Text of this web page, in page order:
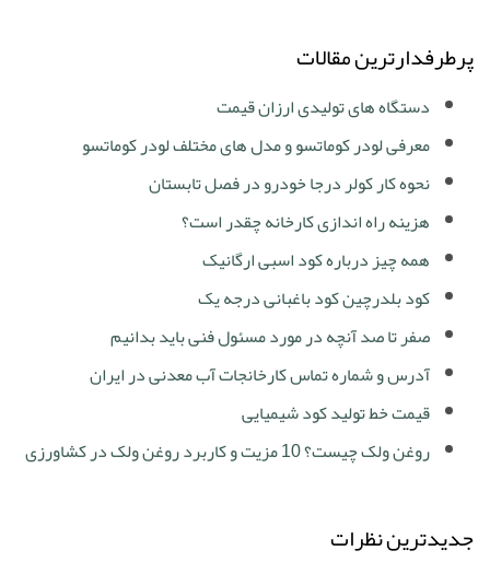
پرطرفدارترین مقالات
دستگاه های تولیدی ارزان قیمت
معرفی لودر کوماتسو و مدل های مختلف لودر کوماتسو
نحوه کار کولر درجا خودرو در فصل تابستان
هزینه راه اندازی کارخانه چقدر است؟
همه چیز درباره کود اسبی ارگانیک
کود بلدرچین کود باغبانی درجه یک
صفر تا صد آنچه در مورد مسئول فنی باید بدانیم
آدرس و شماره تماس کارخانجات آب معدنی در ایران
قیمت خط تولید کود شیمیایی
روغن ولک چیست؟ 10 مزیت و کاربرد روغن ولک در کشاورزی
جدیدترین نظرات